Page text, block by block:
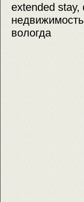
extended
вологда